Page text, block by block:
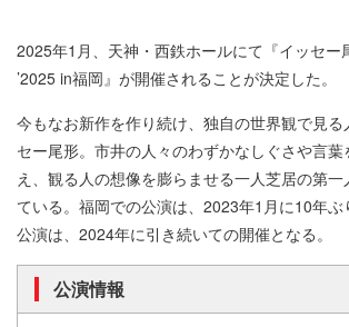
2025年1月、天神・西鉄ホールにて『イッセー
’2025 in福岡』が開催されることが決定した。
今もなお新作を作り続け、独自の世界観で見る
セー尾形。市井の人々のわずかなしぐさや言葉
え、観る人の想像を膨らませる一人芝居の第
ている。福岡での公演は、2023年1月に10年
公演は、2024年に引き続いての開催となる。
公演情報